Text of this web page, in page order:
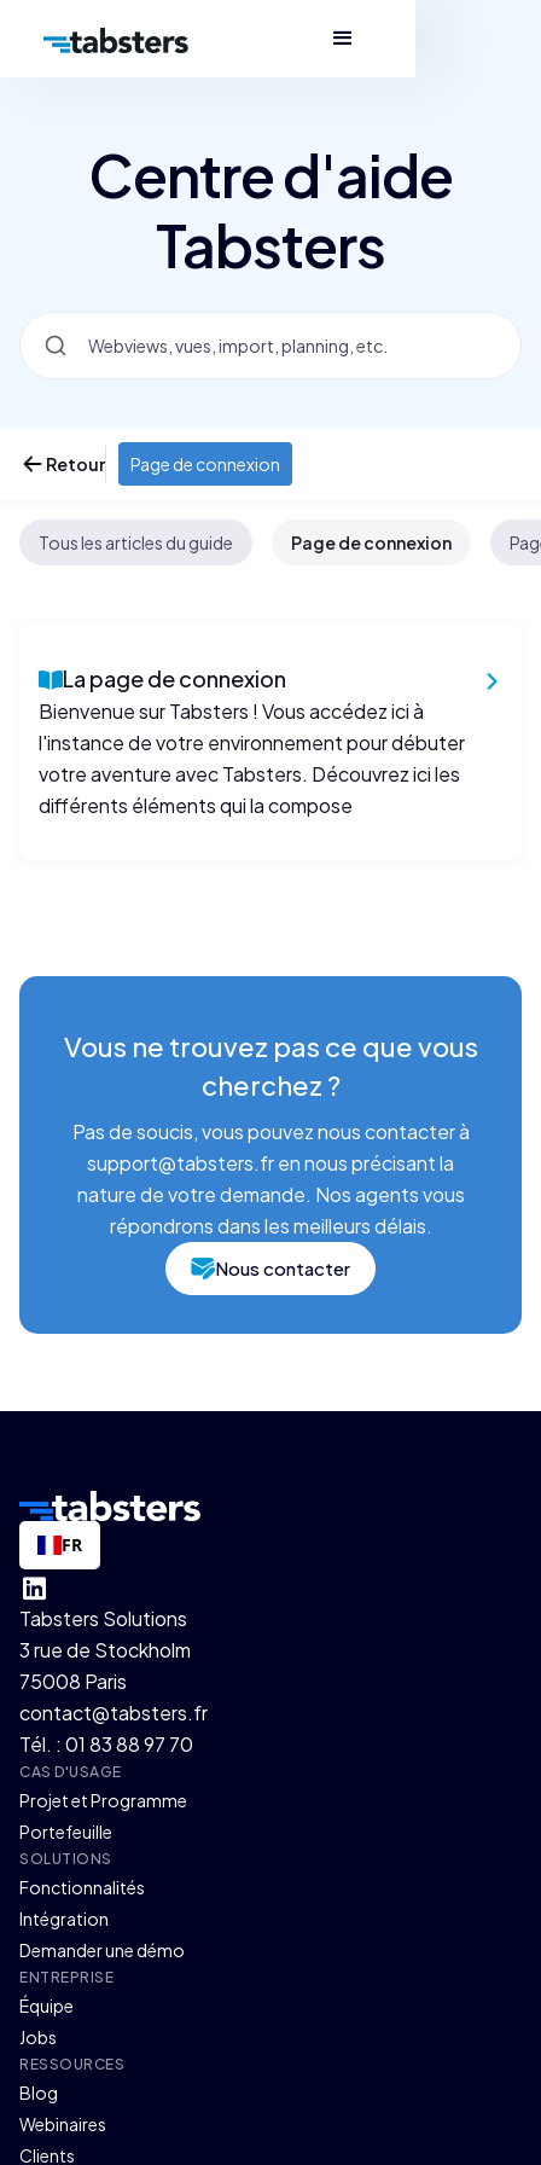
Centre d'aide
Tabsters
Retour Page de connexion
Tous les articles du guide Page de connexion
La page de connexion
Bienvenue sur Tabsters ! Vous accédez ici à
l'instance de votre environnement pour débuter
votre aventure avec Tabsters. Découvrez ici les
différents éléments qui la compose
Vous ne trouvez pas ce que vous
cherchez ?
Pas de soucis, vous pouvez nous contacter à
support@tabsters.fr en nous précisant la
nature de votre demande. Nos agents vous
répondrons dans les meilleurs délais.
Nous contacter
FR
Tabsters Solutions
3 rue de Stockholm
75008 Paris
contact@tabsters.fr
Tél. : 01 83 88 97 70
CAS D'USAGE
Projet et Programme
Portefeuille
SOLUTIONS
Fonctionnalités
Intégration
Demander une démo
ENTREPRISE
Équipe
Jobs
RESSOURCES
Blog
Webinaires
Clients